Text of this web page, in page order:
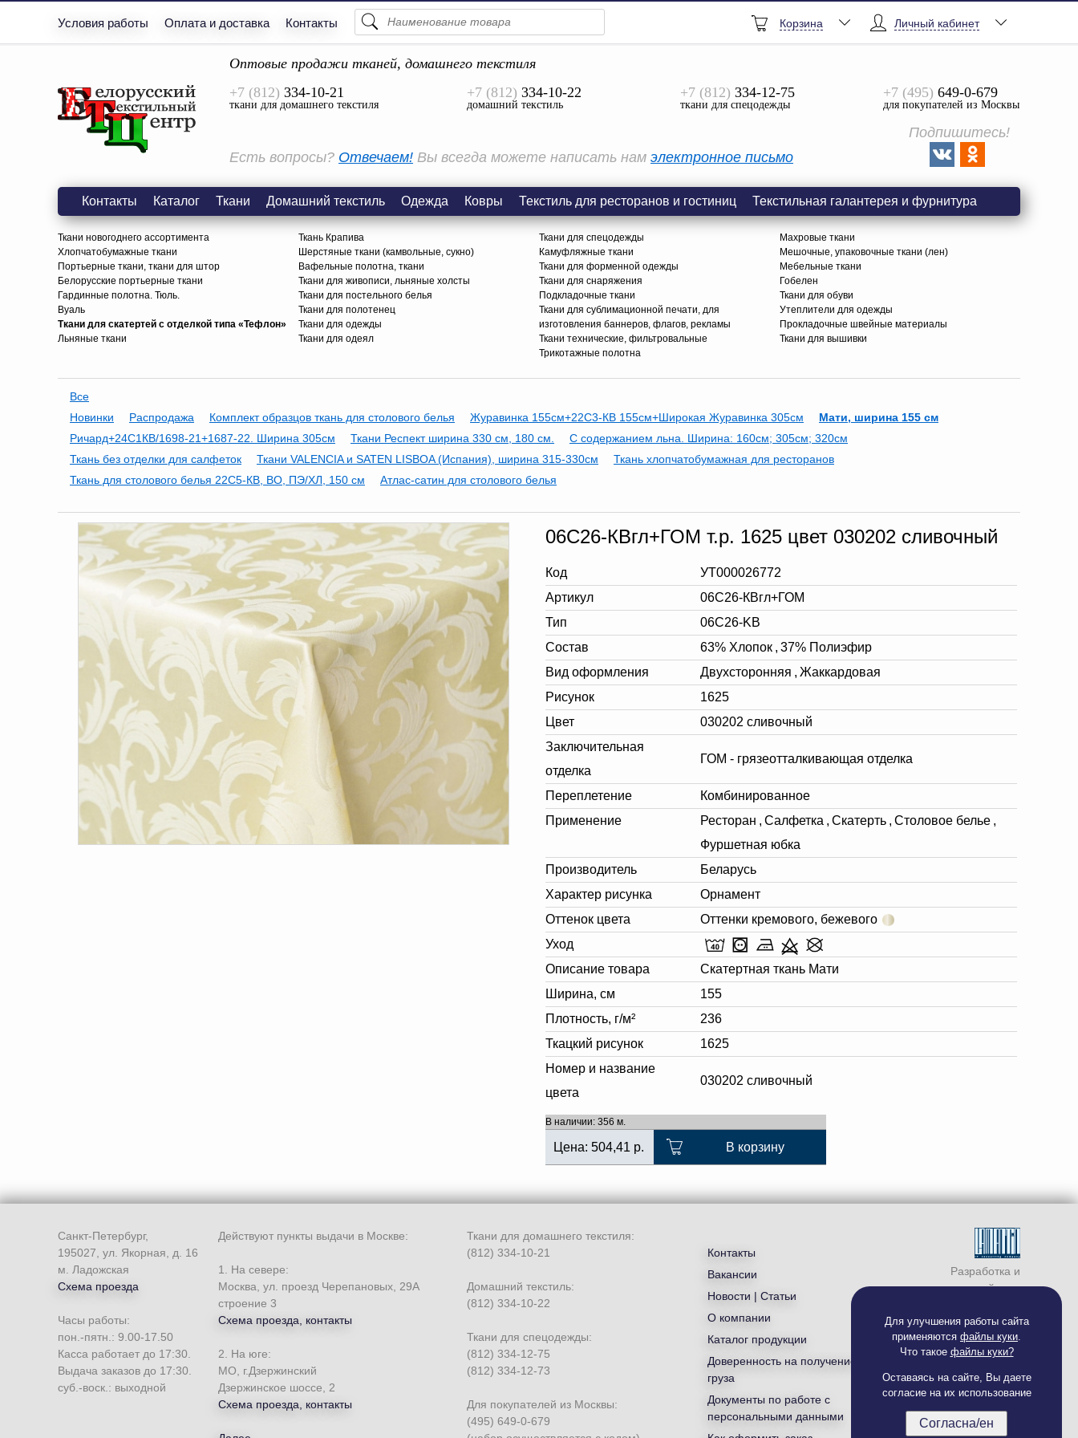
Для улучшения работы сайта
применяются файлы куки.
Что такое файлы куки?
Оставаясь на сайте, Вы даете
согласие на их использование
Согласна/ен
Условия работы Оплата и доставка Контакты
Просмотреть Все
Личный кабинет
Корзина
Оптовые продажи тканей, домашнего текстиля
+7 (812) 334-10-21
ткани для домашнего текстиля
+7 (812) 334-10-22
домашний текстиль
+7 (812) 334-12-75
ткани для спецодежды
+7 (495) 649-0-679
для покупателей из Москвы
Есть вопросы? Отвечаем! Вы всегда можете написать нам электронное письмо
Подпишитесь!
Контакты Каталог Ткани Домашний текстиль Одежда Ковры Текстиль для ресторанов и гостиниц Текстильная галантерея и фурнитура
Ткани новогоднего ассортимента
Хлопчатобумажные ткани
Портьерные ткани, ткани для штор
Белорусские портьерные ткани
Гардинные полотна. Тюль.
Вуаль
Ткани для скатертей с отделкой типа «Тефлон»
Льняные ткани
Ткань Крапива
Шерстяные ткани (камвольные, сукно)
Вафельные полотна, ткани
Ткани для живописи, льняные холсты
Ткани для постельного белья
Ткани для полотенец
Ткани для одежды
Ткани для одеял
Ткани для спецодежды
Камуфляжные ткани
Ткани для форменной одежды
Ткани для снаряжения
Подкладочные ткани
Ткани для сублимационной печати, для
изготовления баннеров, флагов, рекламы
Ткани технические, фильтровальные
Трикотажные полотна
Махровые ткани
Мешочные, упаковочные ткани (лен)
Мебельные ткани
Гобелен
Ткани для обуви
Утеплители для одежды
Прокладочные швейные материалы
Ткани для вышивки
Все
Новинки
Распродажа Комплект образцов ткань для столового белья Журавинка 155см+22С3-КВ 155см+Широкая Журавинка 305см
Мати, ширина 155 см
Ричард+24С1КВ/1698-21+1687-22. Ширина 305см
Ткани Респект ширина 330 см, 180 см.
С содержанием льна. Ширина: 160см; 305см; 320см
Ткань без отделки для салфеток
Ткани VALENCIA и SATEN LISBOA (Испания), ширина 315-330см
Ткань хлопчатобумажная для ресторанов
Ткань для столового белья 22С5-КВ, ВО, ПЭ/ХЛ, 150 см
Атлас-сатин для столового белья
06С26-КВгл+ГОМ т.р. 1625 цвет 030202 сливочный
Код
УТ000026772
Артикул
06С26-КВгл+ГОМ
Тип
06C26-KB
Состав
63% Хлопок , 37% Полиэфир
Вид оформления
Двухсторонняя , Жаккардовая
Рисунок
1625
Цвет
030202 сливочный
Заключительная
отделка
ГОМ - грязеотталкивающая отделка
Переплетение
Комбинированное
Применение
Ресторан , Салфетка , Скатерть , Столовое белье ,
Фуршетная юбка
Производитель
Беларусь
Характер рисунка
Орнамент
Оттенок цвета
Оттенки кремового, бежевого
Уход
Описание товара
Скатертная ткань Мати
Ширина, см
155
Плотность, г/м²
236
Ткацкий рисунок
1625
Номер и название
цвета
030202 сливочный
В наличии: 356 м.
Цена: 504,41 р. В корзину
Разработка и
продвижение сайта —
Санкт-Петербург,
195027, ул. Якорная, д. 16
м. Ладожская
Схема проезда
Часы работы:
пон.-пятн.: 9.00-17.50
Касса работает до 17:30.
Выдача заказов до 17:30.
суб.-воск.: выходной
Действуют пункты выдачи в Москве:
1. На севере:
Москва, ул. проезд Черепановых, 29А
строение 3
Схема проезда, контакты
2. На юге:
МО, г.Дзержинский
Дзержинское шоссе, 2
Схема проезда, контакты
Ткани для домашнего текстиля:
(812) 334-10-21
Домашний текстиль:
(812) 334-10-22
Ткани для спецодежды:
(812) 334-12-75
(812) 334-12-73
Для покупателей из Москвы:
(495) 649-0-679
Контакты
Вакансии
Новости | Статьи
О компании
Каталог продукции
Доверенность на получение
груза
Документы по работе с
персональными данными